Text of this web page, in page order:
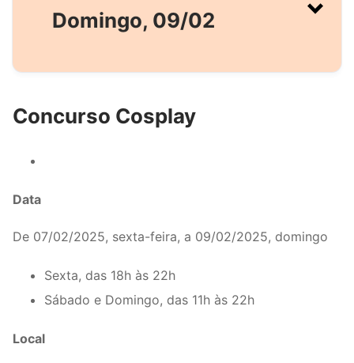
Domingo, 09/02
Concurso Cosplay
Data
De 07/02/2025, sexta-feira, a 09/02/2025, domingo
Sexta, das 18h às 22h
Sábado e Domingo, das 11h às 22h
Local